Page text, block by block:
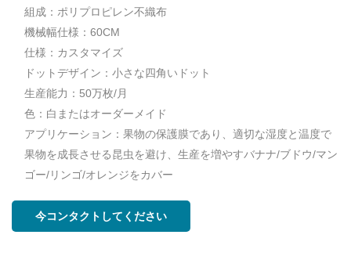
組成：ポリプロピレン不織布
機械幅仕様：60CM
仕様：カスタマイズ
ドットデザイン：小さな四角いドット
生産能力：50万枚/月
色：白またはオーダーメイド
アプリケーション：果物の保護膜であり、適切な湿度と温度で
果物を成長させる昆虫を避け、生産を増やすバナナ/ブドウ/マン
ゴー/リンゴ/オレンジをカバー
今コンタクトしてください